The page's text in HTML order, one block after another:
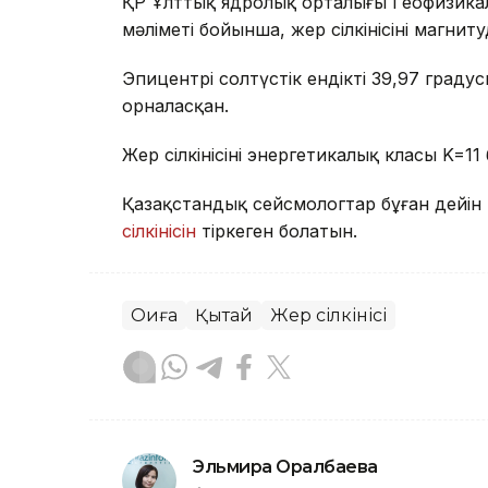
мәліметі бойынша, жер сілкінісінің
Эпицентрі солтүстік ендіктің 39,97
орналасқан.
Жер сілкінісінің энергетикалық класы
Қазақстандық сейсмологтар бұған
сілкінісін тіркеген болатын.
Оқиға Қытай Жер сілкінісі
Эльмира Оралбаева